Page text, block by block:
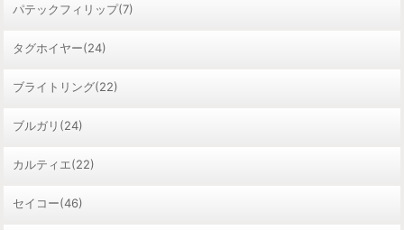
パテックフィリップ(7)
タグホイヤー(24)
ブライトリング(22)
ブルガリ(24)
カルティエ(22)
セイコー(46)